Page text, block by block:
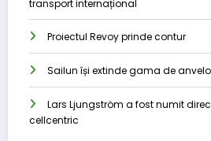
transport internațional
Proiectul Revoy prinde contur
Sailun își extinde gama de
Lars Ljungström a fost numit
cellcentric